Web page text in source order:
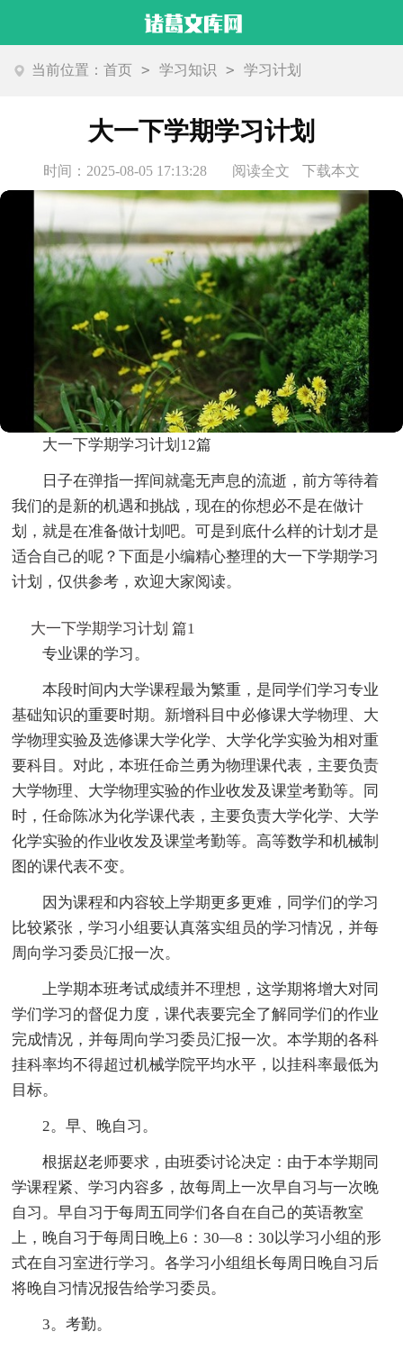
当前位置：首页 > 学习知识 > 学习计划
大一下学期学习计划
时间：2025-08-05 17:13:28 阅读全文 下载本文
大一下学期学习计划12篇
日子在弹指一挥间就毫无声息的流逝，前方等待着
我们的是新的机遇和挑战，现在的你想必不是在做计
划，就是在准备做计划吧。可是到底什么样的计划才是
适合自己的呢？下面是小编精心整理的大一下学期学习
计划，仅供参考，欢迎大家阅读。
大一下学期学习计划 篇1
专业课的学习。
本段时间内大学课程最为繁重，是同学们学习专业
基础知识的重要时期。新增科目中必修课大学物理、大
学物理实验及选修课大学化学、大学化学实验为相对重
要科目。对此，本班任命兰勇为物理课代表，主要负责
大学物理、大学物理实验的作业收发及课堂考勤等。同
时，任命陈冰为化学课代表，主要负责大学化学、大学
化学实验的作业收发及课堂考勤等。高等数学和机械制
图的课代表不变。
因为课程和内容较上学期更多更难，同学们的学习
比较紧张，学习小组要认真落实组员的学习情况，并每
周向学习委员汇报一次。
上学期本班考试成绩并不理想，这学期将增大对同
学们学习的督促力度，课代表要完全了解同学们的作业
完成情况，并每周向学习委员汇报一次。本学期的各科
挂科率均不得超过机械学院平均水平，以挂科率最低为
目标。
2。早、晚自习。
根据赵老师要求，由班委讨论决定：由于本学期同
学课程紧、学习内容多，故每周上一次早自习与一次晚
自习。早自习于每周五同学们各自在自己的英语教室
上，晚自习于每周日晚上6：30—8：30以学习小组的形
式在自习室进行学习。各学习小组组长每周日晚自习后
将晚自习情况报告给学习委员。
3。考勤。